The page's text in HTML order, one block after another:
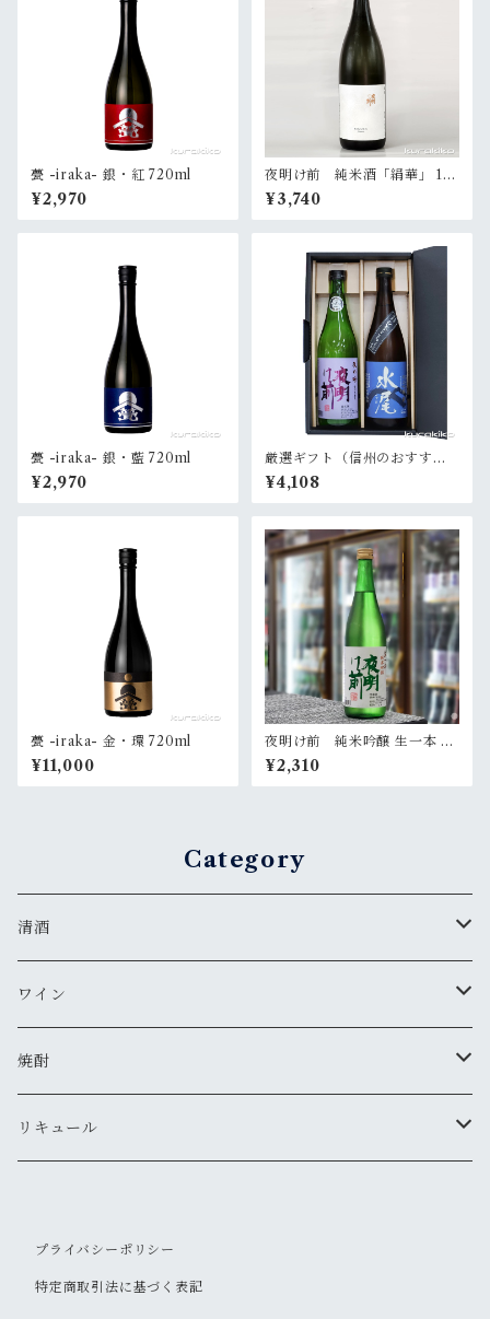
甍 -iraka- 銀・紅 720ml
¥2,970
夜明け前 純米酒「絹華」 18
00ml
¥3,740
甍 -iraka- 銀・藍 720ml
¥2,970
厳選ギフト（信州のおすすめ
酒）
¥4,108
甍 -iraka- 金・環 720ml
¥11,000
夜明け前 純米吟醸 生一本 72
0ml
¥2,310
Category
清酒
MIYASAKA
真澄
夜明け前
帰山
ワイン
ドメーヌ・コーセイ
安曇野ワイナリー
焼酎
千曲錦・帰山
リキュール
その他
プライバシーポリシー
特定商取引法に基づく表記